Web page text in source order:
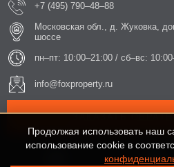
+7 (495) 790–48–88
Московская обл., д. Жуковка,
шоссе
пн–пт: 10:00–21:00 / сб–вс:
info@foxproperty.ru
ЗАКАЗАТЬ
Продолжая использовать наш
использование cookie в